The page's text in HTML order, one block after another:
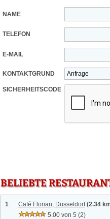
NAME
TELEFON
E-MAIL
KONTAKTGRUND
SICHERHEITSCODE
BELIEBTE
1 Café Florian, Düsseldorf (2.34
5.00 von 5 (2)